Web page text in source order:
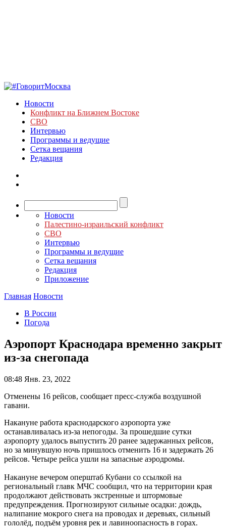
Новости
Конфликт на Ближнем Востоке
СВО
Интервью
Программы и ведущие
Сетка вещания
Редакция
Новости
Палестино-израильский конфликт
СВО
Интервью
Программы и ведущие
Сетка вещания
Редакция
Приложение
Главная Новости
В России
Погода
Аэропорт Краснодара временно закрыт
из-за снегопада
08:48 Янв. 23, 2022
Отменены 16 рейсов, сообщает пресс-служба воздушной
гавани.
Накануне работа краснодарского аэропорта уже
останавливалась из-за непогоды. За прошедшие сутки
аэропорту удалось выпустить 20 ранее задержанных рейсов,
но за минувшую ночь пришлось отменить 16 и задержать 26
рейсов. Четыре рейса ушли на запасные аэродромы.
Накануне вечером оперштаб Кубани со ссылкой на
региональный главк МЧС сообщил, что на территории края
продолжают действовать экстренные и штормовые
предупреждения. Прогнозируют сильные осадки: дождь,
налипание мокрого снега на проводах и деревьях, сильный
гололёд, подъём уровня рек и лавиноопасность в горах.